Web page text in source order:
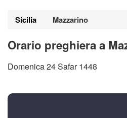
Sicilia Mazzarino
Orario preghiera a
Domenica 24 Safar 1448